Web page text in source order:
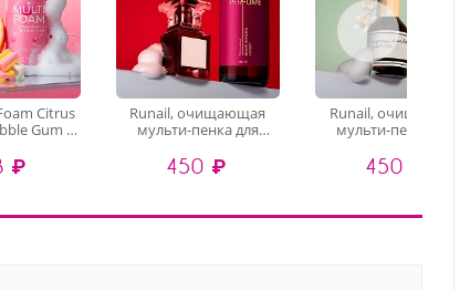
Citrus
Gum -
и тела,
мл
₽
Runail, очищающая
мульти-пенка для
(вишня, миндаль,
сандал), 150 мл
450 ₽
Runail, очищающая
мульти-пенка для
(перец, амбра, нероли),
150 мл
450 ₽